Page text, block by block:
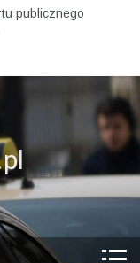
publicznego